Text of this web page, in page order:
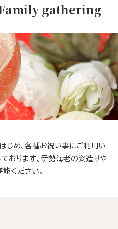
gathering
じめ、各種お祝い事にご利用い
おります。伊勢海老の姿造りや
ください。